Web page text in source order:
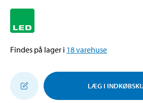
Findes på lager i 18varehuse
LÆG I